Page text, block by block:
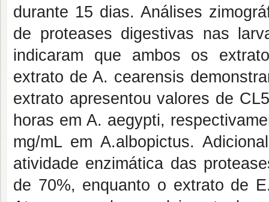
durante 15 dias. Análises
de proteases digestivas nas
indicaram que ambos os
extrato de A. cearensis
extrato apresentou valores de
horas em A. aegypti,
mg/mL em A.albopictus.
atividade enzimática das
de 70%, enquanto o extrato de